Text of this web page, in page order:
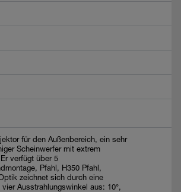
für den Außenbereich, ein sehr
Scheinwerfer mit extrem
verfügt über 5
Pfahl, H350 Pfahl,
zeichnet sich durch eine
Ausstrahlungswinkel aus: 10°,